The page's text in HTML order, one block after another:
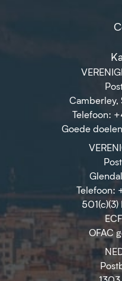
Camberley,
Telefoon:
Goede
Telefoon:
501(c)(3)
OFAC